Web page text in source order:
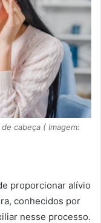
cabeça ( Imagem:
proporcionar alívio
conhecidos por
nesse processo.